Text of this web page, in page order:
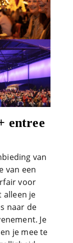
entree
van
van een
voor
alleen je
naar de
Je
je mee te